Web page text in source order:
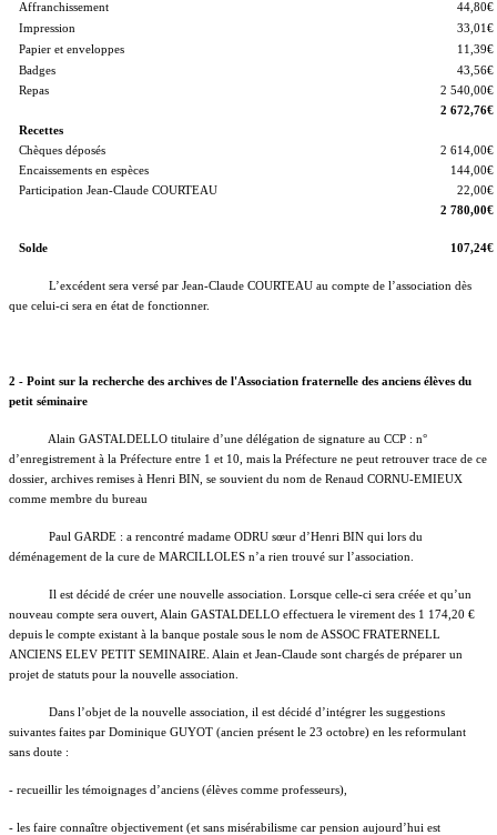
Affranchissement
44,80€
Impression
33,01€
Papier et enveloppes
11,39€
Badges
43,56€
Repas
2 540,00€
2 672,76€
Recettes
Chèques déposés
2 614,00€
Encaissements en espèces
144,00€
Participation Jean-Claude COURTEAU
22,00€
2 780,00€
Solde 107,24€
L’excédent sera versé par Jean-Claude COURTEAU au compte de l’association dès
que celui-ci sera en état de fonctionner.
2 - Point sur la recherche des archives de l'Association fraternelle des anciens élèves du
petit séminaire
Alain GASTALDELLO titulaire d’une délégation de signature au CCP : n°
d’enregistrement à la Préfecture entre 1 et 10, mais la Préfecture ne peut retrouver trace de ce
dossier, archives remises à Henri BIN, se souvient du nom de Renaud CORNU-EMIEUX
comme membre du bureau
Paul GARDE : a rencontré madame ODRU sœur d’Henri BIN qui lors du
déménagement de la cure de MARCILLOLES n’a rien trouvé sur l’association.
Il est décidé de créer une nouvelle association. Lorsque celle-ci sera créée et qu’un
nouveau compte sera ouvert, Alain GASTALDELLO effectuera le virement des 1 174,20 €
depuis le compte existant à la banque postale sous le nom de ASSOC FRATERNELL
ANCIENS ELEV PETIT SEMINAIRE. Alain et Jean-Claude sont chargés de préparer un
projet de statuts pour la nouvelle association.
Dans l’objet de la nouvelle association, il est décidé d’intégrer les suggestions
suivantes faites par Dominique GUYOT (ancien présent le 23 octobre) en les reformulant
sans doute :
- recueillir les témoignages d’anciens (élèves comme professeurs),
- les faire connaître objectivement (et sans misérabilisme car pension aujourd’hui est